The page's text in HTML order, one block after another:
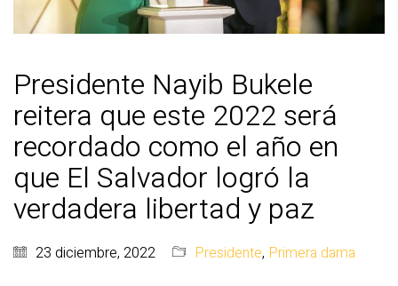
Presidente Nayib Bukele
reitera que este 2022 será
recordado como el año en
que El Salvador logró la
verdadera libertad y paz
23 diciembre, 2022 Presidente, Primera dama